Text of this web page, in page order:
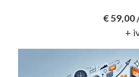
€ 59,00
+